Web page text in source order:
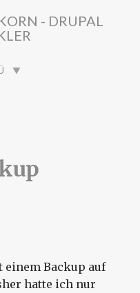
- DRUPAL
einem Backup auf
hatte ich nur